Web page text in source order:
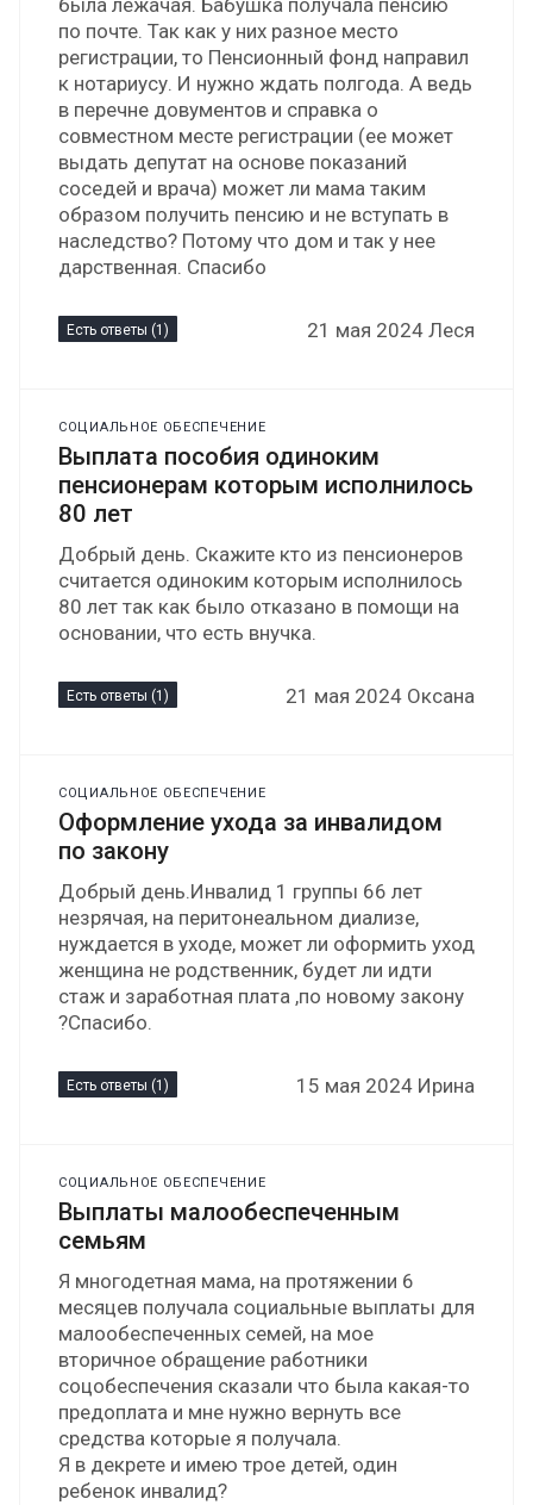
была лежачая. Бабушка получала пенсию
по почте. Так как у них разное место
регистрации, то Пенсионный фонд направил
к нотариусу. И нужно ждать полгода. А ведь
в перечне довументов и справка о
совместном месте регистрации (ее может
выдать депутат на основе показаний
соседей и врача) может ли мама таким
образом получить пенсию и не вступать в
наследство? Потому что дом и так у нее
дарственная. Спасибо
Есть ответы (1) 21 мая 2024 Леся
СОЦИАЛЬНОЕ ОБЕСПЕЧЕНИЕ
Выплата пособия одиноким
пенсионерам которым исполнилось
80 лет
Добрый день. Скажите кто из пенсионеров
считается одиноким которым исполнилось
80 лет так как было отказано в помощи на
основании, что есть внучка.
Есть ответы (1) 21 мая 2024 Оксана
СОЦИАЛЬНОЕ ОБЕСПЕЧЕНИЕ
Оформление ухода за инвалидом
по закону
Добрый день.Инвалид 1 группы 66 лет
незрячая, на перитонеальном диализе,
нуждается в уходе, может ли оформить уход
женщина не родственник, будет ли идти
стаж и заработная плата ,по новому закону
?Спасибо.
Есть ответы (1) 15 мая 2024 Ирина
СОЦИАЛЬНОЕ ОБЕСПЕЧЕНИЕ
Выплаты малообеспеченным
семьям
Я многодетная мама, на протяжении 6
месяцев получала социальные выплаты для
малообеспеченных семей, на мое
вторичное обращение работники
соцобеспечения сказали что была какая-то
предоплата и мне нужно вернуть все
средства которые я получала.
Я в декрете и имею трое детей, один
ребенок инвалид?